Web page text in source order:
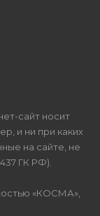
сайт носит
и ни при каких
на сайте, не
ГК РФ).
«КОСМА»,